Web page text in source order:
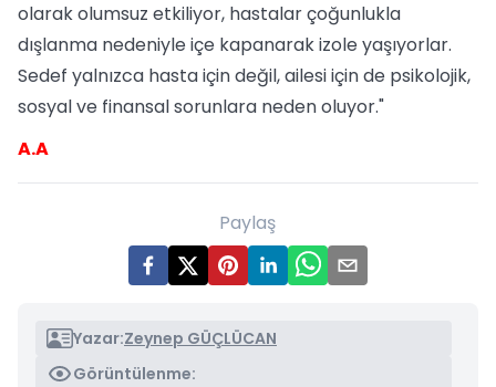
olarak olumsuz etkiliyor, hastalar çoğunlukla
dışlanma nedeniyle içe kapanarak izole yaşıyorlar.
Sedef yalnızca hasta için değil, ailesi için de psikolojik,
sosyal ve finansal sorunlara neden oluyor."
A.A
Paylaş
Yazar:Zeynep GÜÇLÜCAN
Görüntülenme: